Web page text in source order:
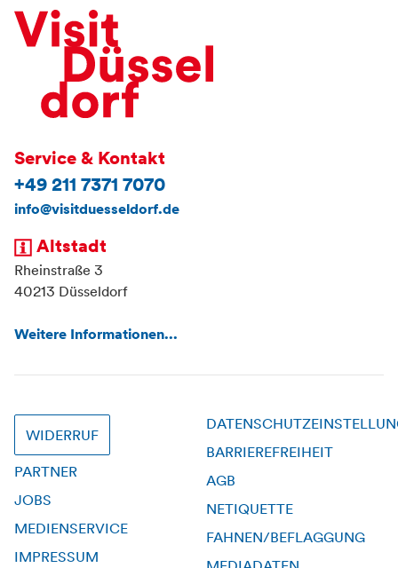
Service & Kontakt
+49 211 7371 7070
info@visitduesseldorf.de
Altstadt
Rheinstraße 3
40213 Düsseldorf
Weitere Informationen...
WIDERRUF
PARTNER
JOBS
MEDIENSERVICE
IMPRESSUM
BARRIEREFREIHEIT
AGB
NETIQUETTE
FAHNEN/BEFLAGGUNG